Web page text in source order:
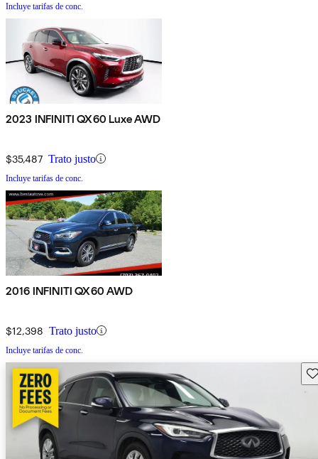
Incluye tarifas de conc.
2023 INFINITI QX60 Luxe AWD
$35,487 Trato justo
Incluye tarifas de conc.
2016 INFINITI QX60 AWD
$12,398 Trato justo
Incluye tarifas de conc.